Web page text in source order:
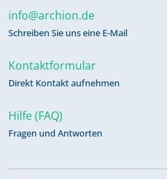
info@archion.de
Schreiben Sie uns eine E-Mail
Kontaktformular
Direkt Kontakt aufnehmen
Hilfe (FAQ)
Fragen und Antworten